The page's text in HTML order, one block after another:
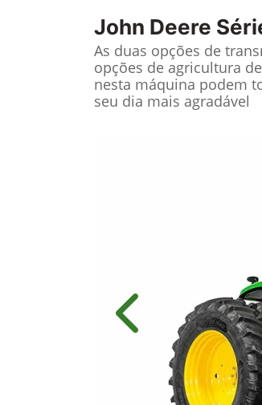
John Deere
As duas opções de
Anterior